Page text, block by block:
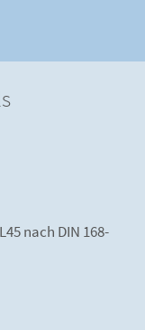
nach DIN 168-